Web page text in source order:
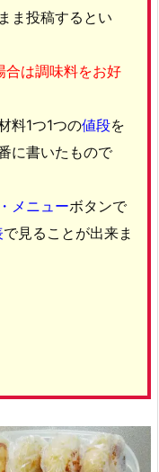
ま投稿するとい
合は調味料をお好
料1つ1つの値段を
に書いたもので
メニューボタンで
で見ることが出来ま